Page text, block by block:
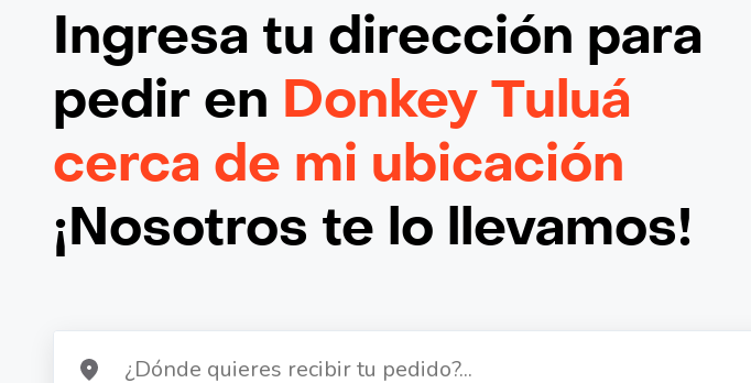
Ingresa tu dirección para
pedir en Donkey Tuluá
cerca de mi ubicación
¡Nosotros te lo llevamos!